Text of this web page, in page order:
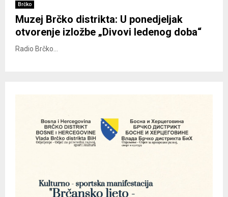
Brčko
Muzej Brčko distrikta: U ponedjeljak
otvorenje izložbe „Divovi ledenog doba“
Radio Brčko...